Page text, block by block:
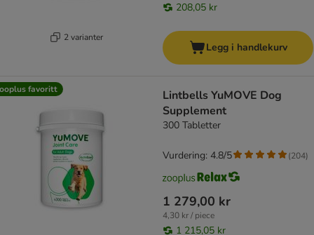
2 varianter
208,05 kr
Legg i handlekurv
favoritt
Lintbells YuMOVE Dog
Supplement
300 Tabletter
1 279,00 kr
4,30 kr / piece
1 215,05 kr
Vurdering: 4.8/5 (204)